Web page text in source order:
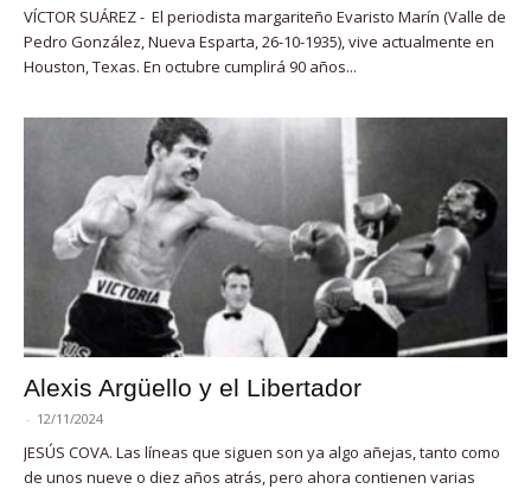
VÍCTOR SUÁREZ - El periodista margariteño Evaristo Marín (Valle de
Pedro González, Nueva Esparta, 26-10-1935), vive actualmente en
Houston, Texas. En octubre cumplirá 90 años...
Alexis Argüello y el Libertador
- 12/11/2024
JESÚS COVA. Las líneas que siguen son ya algo añejas, tanto como
de unos nueve o diez años atrás, pero ahora contienen varias